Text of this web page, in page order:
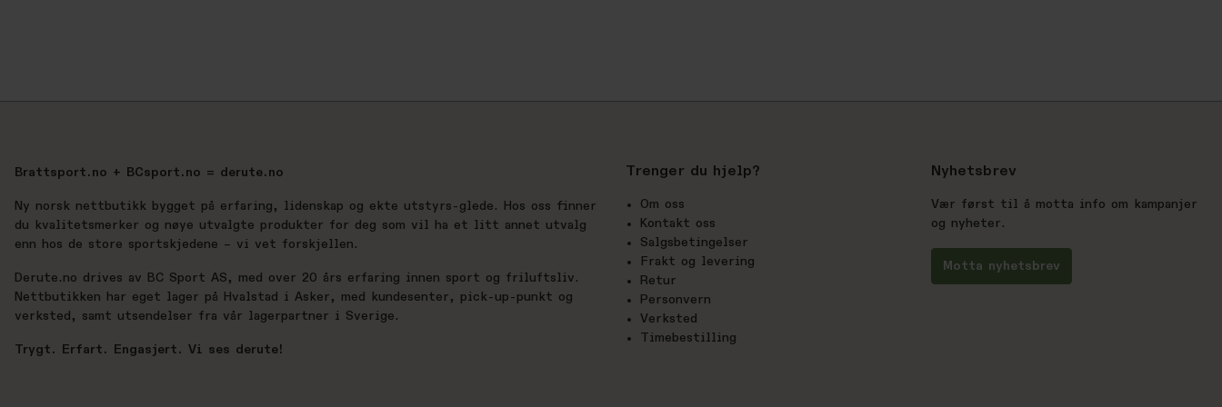
Brattsport.no + BCsport.no = derute.no
Ny norsk nettbutikk bygget på erfaring, lidenskap og ekte utstyrs-glede. Hos oss finner
du kvalitetsmerker og nøye utvalgte produkter for deg som vil ha et litt annet utvalg
enn hos de store sportskjedene – vi vet forskjellen.
Derute.no drives av BC Sport AS, med over 20 års erfaring innen sport og friluftsliv.
Nettbutikken har eget lager på Hvalstad i Asker, med kundesenter, pick-up-punkt og
verksted, samt utsendelser fra vår lagerpartner i Sverige.
Trygt. Erfart. Engasjert. Vi ses derute!
Trenger du hjelp?
Om oss
Kontakt oss
Salgsbetingelser
Frakt og levering
Retur
Personvern
Verksted
Timebestilling
Nyhetsbrev
Vær først til å motta info om kampanjer
og nyheter.
Motta nyhetsbrev